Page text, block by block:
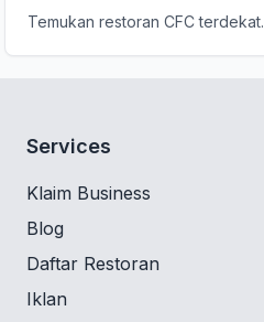
Temukan restoran CFC terdekat.
Services
Klaim Business
Blog
Daftar Restoran
Iklan